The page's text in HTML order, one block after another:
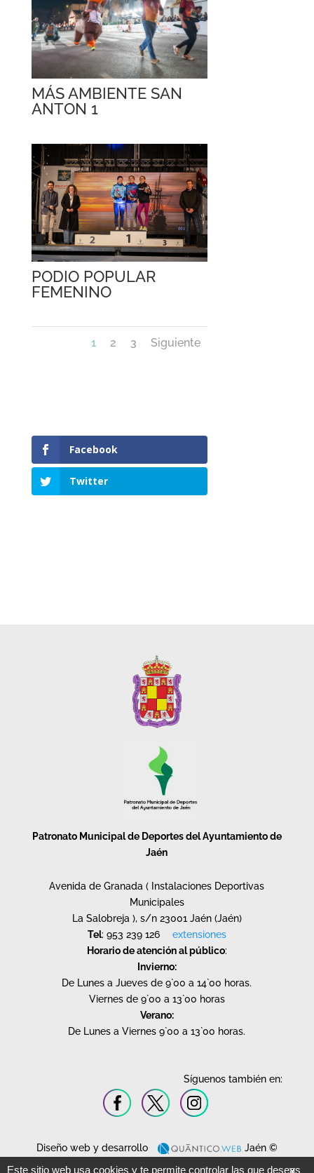
MÁS AMBIENTE SAN
ANTON 1
PODIO POPULAR
FEMENINO
1 2 3 Siguiente
Facebook
Twitter
Patronato Municipal de Deportes del Ayuntamiento de
Jaén
Avenida de Granada ( Instalaciones Deportivas
Municipales
La Salobreja ), s/n 23001 Jaén (Jaén)
Tel: 953 239 126
extensiones
Horario de atención al público:
Invierno:
De Lunes a Jueves de 9`00 a 14`00 horas.
Viernes de 9`00 a 13`00 horas
Verano:
De Lunes a Viernes 9`00 a 13`00 horas.
Síguenos también en:
Diseño web y desarrollo
Jaén ©
Este sitio web usa cookies y te permite controlar las que deseas